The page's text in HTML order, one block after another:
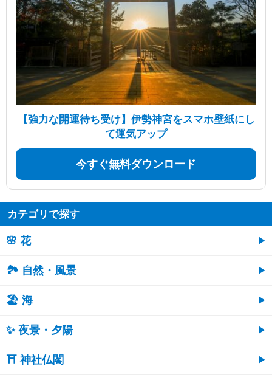
【強力な開運待ち受け】伊勢神宮をスマホ壁紙にし
て運気アップ
今すぐ無料ダウンロード
カテゴリで探す
🌸 花
🏞️ 自然・風景
🏖 海
✨ 夜景・夕陽
⛩ 神社仏閣